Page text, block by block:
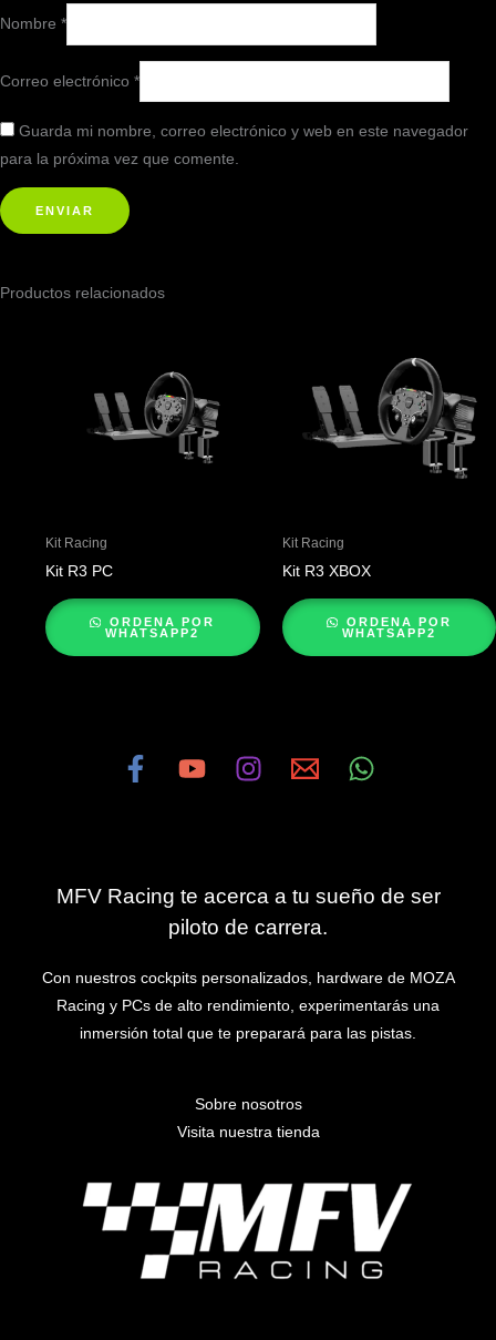
Nombre *
Correo electrónico *
Guarda mi nombre, correo electrónico y web en este navegador
para la próxima vez que comente.
Productos relacionados
Kit Racing
Kit R3 PC
ORDENA POR
WHATSAPP2
Kit Racing
Kit R3 XBOX
ORDENA POR
WHATSAPP2
MFV Racing te acerca a tu sueño de ser
piloto de carrera.
Con nuestros cockpits personalizados, hardware de MOZA
Racing y PCs de alto rendimiento, experimentarás una
inmersión total que te preparará para las pistas.
Sobre nosotros
Visita nuestra tienda